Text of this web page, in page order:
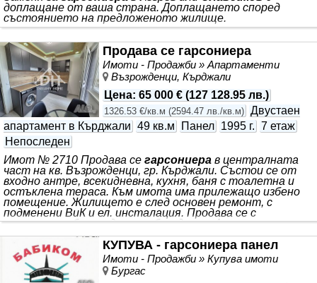
доплащане от ваша страна. Доплащането според
състоянието на предложеното жилище.
Продава се гарсониера
Имоти - Продажби » Апартаменти
Възрожденци, Кърджали
Цена: 65 000 € (127 128.95 лв.)
1326.53 €/кв.м (2594.47 лв./кв.м) Двустаен
апартамент в Кърджали 49 кв.м Панел 1995 г. 7 етаж
Непоследен
Имот № 2710 Продава се гарсониера в централната
част на кв. Възрожденци, гр. Кърджали. Състои се от
входно антре, всекидневна, кухня, баня с тоалетна и
остъклена тераса. Към имота има прилежащо избено
помещение. Жилището е след основен ремонт, с
подменени ВиК и ел. инсталация. Продава се с
наличното обзавеждане и оборудване. Апартаментът е
подходящ както за живеене, така и за закупуване с цел
инвестиция. Разположен е на 7-ми непоследен етаж, в
панелен блок, с постоянно работещ асансьор. Намира
се на изключително комуникативно място, в района на
училище П. Р.Славейков.
КУПУВА - гарсониера панел
Имоти - Продажби » Купува имоти
Бургас